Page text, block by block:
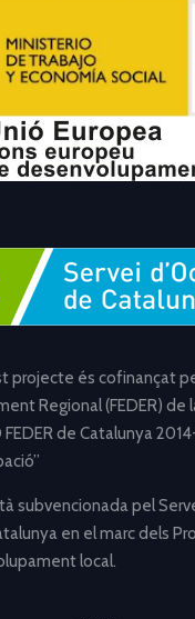
projecte és cofinançat
Regional (FEDER) de
FEDER de Catalunya
subvencionada pel
en el marc dels
local.